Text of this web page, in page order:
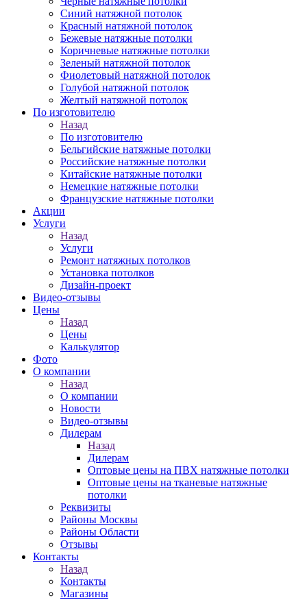
Синий натяжной потолок
Красный натяжной потолок
Бежевые натяжные потолки
Коричневые натяжные потолки
Зеленый натяжной потолок
Фиолетовый натяжной потолок
Голубой натяжной потолок
Желтый натяжной потолок
По изготовителю
Назад
По изготовителю
Бельгийские натяжные потолки
Российские натяжные потолки
Китайские натяжные потолки
Немецкие натяжные потолки
Французские натяжные потолки
Акции
Услуги
Назад
Услуги
Ремонт натяжных потолков
Установка потолков
Дизайн-проект
Видео-отзывы
Цены
Назад
Цены
Калькулятор
Фото
О компании
Назад
О компании
Новости
Видео-отзывы
Дилерам
Назад
Дилерам
Оптовые цены на ПВХ натяжные потолки
Оптовые цены на тканевые натяжные
потолки
Реквизиты
Районы Москвы
Районы Области
Отзывы
Контакты
Назад
Контакты
Магазины